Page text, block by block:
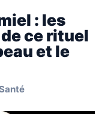
: les
ce rituel
et le